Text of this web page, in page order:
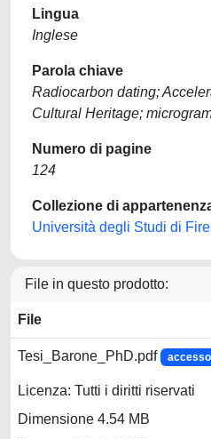
Lingua
Inglese
Parola chiave
Radiocarbon dating;
Cultural Heritage;
Numero di pagine
124
Collezione di
Università degli Studi di
File in questo prodotto:
File
Tesi_Barone_PhD.pdf
Licenza: Tutti i diritti riservati
Dimensione 4.54 MB